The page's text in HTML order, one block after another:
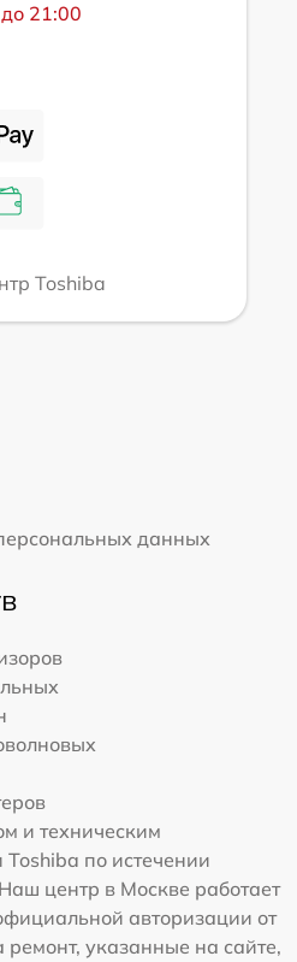
21:00
Toshiba
данных
и техническим
по истечении
центр в Москве работает
авторизации от
указанные на сайте,